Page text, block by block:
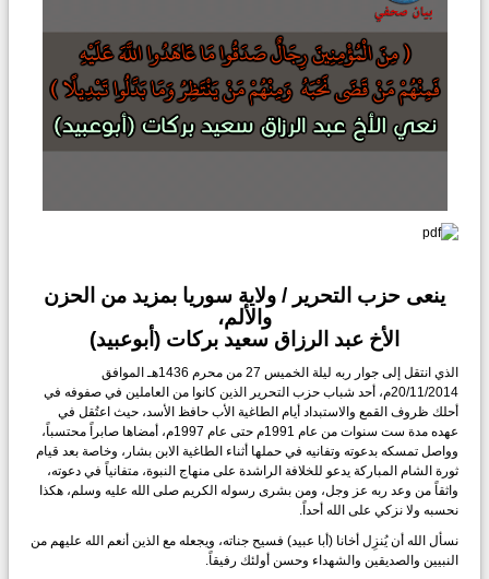
ينعى حزب التحرير / ولاية سوريا بمزيد من الحزن
والألم،
الأخ عبد الرزاق سعيد بركات (أبوعبيد)
الذي انتقل إلى جوار ربه ليلة الخميس 27 من محرم 1436هـ الموافق
20/11/2014م، أحد شباب حزب التحرير الذين كانوا من العاملين في صفوفه في
أحلك ظروف القمع والاستبداد أيام الطاغية الأب حافظ الأسد، حيث اعتُقل في
عهده مدة ست سنوات من عام 1991م حتى عام 1997م، أمضاها صابراً محتسباً،
وواصل تمسكه بدعوته وتفانيه في حملها أثناء الطاغية الابن بشار، وخاصة بعد قيام
ثورة الشام المباركة يدعو للخلافة الراشدة على منهاج النبوة، متفانياً في دعوته،
واثقاً من وعد ربه عز وجل، ومن بشرى رسوله الكريم صلى الله عليه وسلم، هكذا
نحسبه ولا نزكي على الله أحداً.
نسأل الله أن يُنزِل أخانا (أبا عبيد) فسيح جناته، ويجعله مع الذين أنعم الله عليهم من
النبيين والصديقين والشهداء وحسن أولئك رفيقاً.